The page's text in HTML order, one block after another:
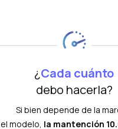
¿Cada cuánto
debo hacerla?
Si bien depende de la
el modelo, la mantención